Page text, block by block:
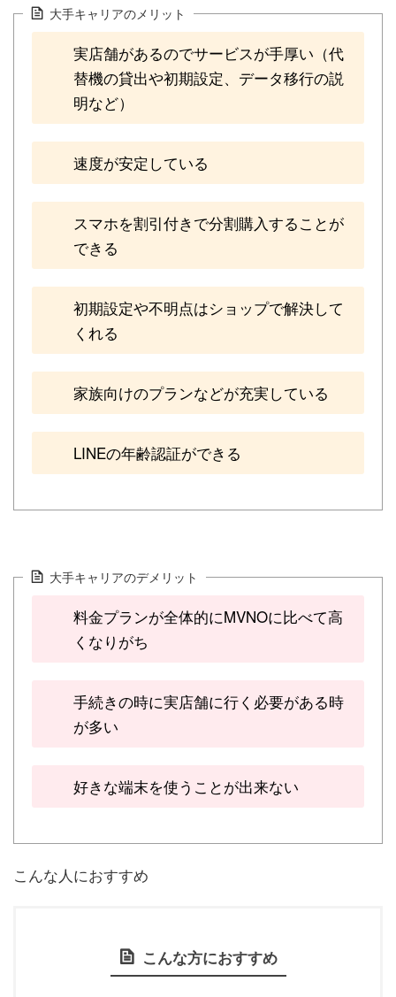
大手キャリアのメリット
実店舗があるのでサービスが手厚い（代
替機の貸出や初期設定、データ移行の説
明など）
速度が安定している
スマホを割引付きで分割購入することが
できる
初期設定や不明点はショップで解決して
くれる
家族向けのプランなどが充実している
LINEの年齢認証ができる
大手キャリアのデメリット
料金プランが全体的にMVNOに比べて高
くなりがち
手続きの時に実店舗に行く必要がある時
が多い
好きな端末を使うことが出来ない
こんな人におすすめ
こんな方におすすめ